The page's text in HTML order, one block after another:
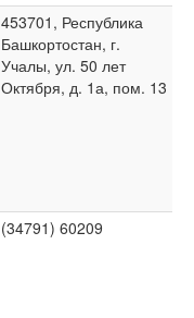
453701, Республика
Башкортостан, г.
Учалы, ул. 50 лет
Октября, д. 1а, пом. 13
(34791) 60209